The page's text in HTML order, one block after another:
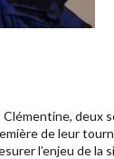
de leur
l’enjeu de la